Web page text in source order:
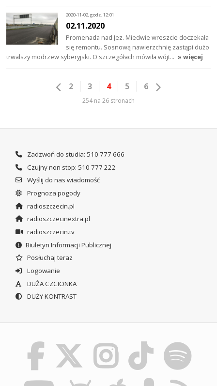
2020-11-02, godz. 12:01
02.11.2020
Promenada nad Jez. Miedwie wreszcie doczekała
się remontu. Sosnową nawierzchnię zastąpi dużo
trwalszy modrzew syberyjski. O szczegółach mówiła wójt… » więcej
2 3 4 5 6
254 na 26 stronach
Zadzwoń do studia: 510 777 666
Czujny non stop: 510 777 222
Wyślij do nas wiadomość
Prognoza pogody
radioszczecin.pl
radioszczecinextra.pl
radioszczecin.tv
Biuletyn Informacji Publicznej
Posłuchaj teraz
Logowanie
DUŻA CZCIONKA
DUŻY KONTRAST